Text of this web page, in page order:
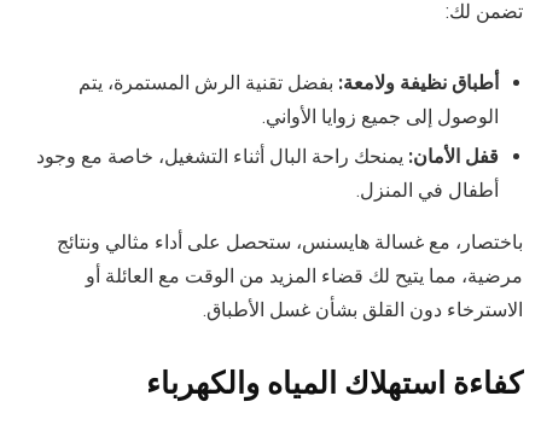
تضمن لك:
أطباق نظيفة ولامعة: بفضل تقنية الرش المستمرة، يتم
الوصول إلى جميع زوايا الأواني.
قفل الأمان: يمنحك راحة البال أثناء التشغيل، خاصة مع وجود
أطفال في المنزل.
باختصار، مع غسالة هايسنس، ستحصل على أداء مثالي ونتائج
مرضية، مما يتيح لك قضاء المزيد من الوقت مع العائلة أو
الاسترخاء دون القلق بشأن غسل الأطباق.
كفاءة استهلاك المياه والكهرباء